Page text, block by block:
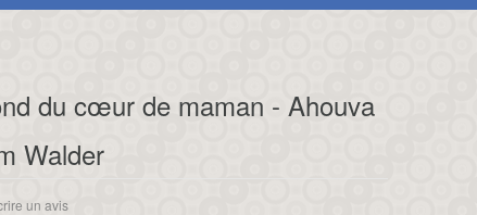
du cœur de maman - Ahouva
Walder
un avis